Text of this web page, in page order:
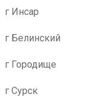
г Инсар
г Белинский
г Городище
г Сурск